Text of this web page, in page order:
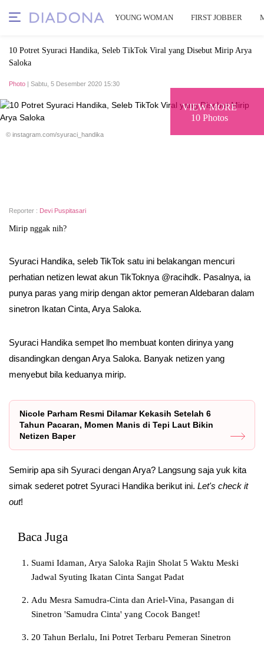
YOUNG WOMAN FIRST JOBBER
10 Potret Syuraci Handika, Seleb TikTok Viral yang Disebut Mirip Arya
Saloka
Photo | Sabtu, 5 Desember 2020 15:30
VIEW MORE
10 Photos
© instagram.com/syuraci_handika
Reporter : Devi Puspitasari
Mirip nggak nih?
Syuraci Handika, seleb TikTok satu ini belakangan mencuri
perhatian netizen lewat akun TikToknya @racihdk. Pasalnya, ia
punya paras yang mirip dengan aktor pemeran Aldebaran dalam
sinetron Ikatan Cinta, Arya Saloka.
Syuraci Handika sempet lho membuat konten dirinya yang
disandingkan dengan Arya Saloka. Banyak netizen yang
menyebut bila keduanya mirip.
Nicole Parham Resmi Dilamar Kekasih Setelah 6
Tahun Pacaran, Momen Manis di Tepi Laut Bikin
Netizen Baper
Semirip apa sih Syuraci dengan Arya? Langsung saja yuk kita
simak sederet potret Syuraci Handika berikut ini. Let's check it
out!
Baca Juga
Suami Idaman, Arya Saloka Rajin Sholat 5 Waktu Meski
Jadwal Syuting Ikatan Cinta Sangat Padat
Adu Mesra Samudra-Cinta dan Ariel-Vina, Pasangan di
Sinetron 'Samudra Cinta' yang Cocok Banget!
20 Tahun Berlalu, Ini Potret Terbaru Pemeran Sinetron